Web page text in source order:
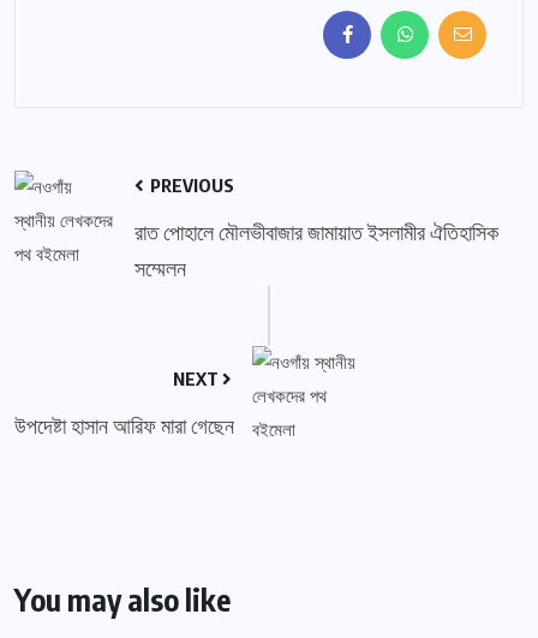
PREVIOUS
রাত পোহালে মৌলভীবাজার জামায়াত ইসলামীর ঐতিহাসিক
সম্মেলন
NEXT
উপদেষ্টা হাসান আরিফ মারা গেছেন
You may also like